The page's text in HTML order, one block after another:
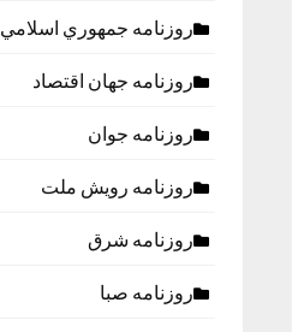
روزنامه جمهوري اسلامي
روزنامه جهان اقتصاد
روزنامه جوان
روزنامه رویش ملت
روزنامه شرق
روزنامه صبا